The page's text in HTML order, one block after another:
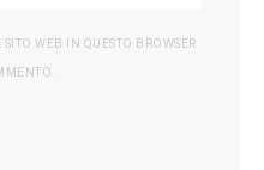
WEB IN QUESTO BROWSER